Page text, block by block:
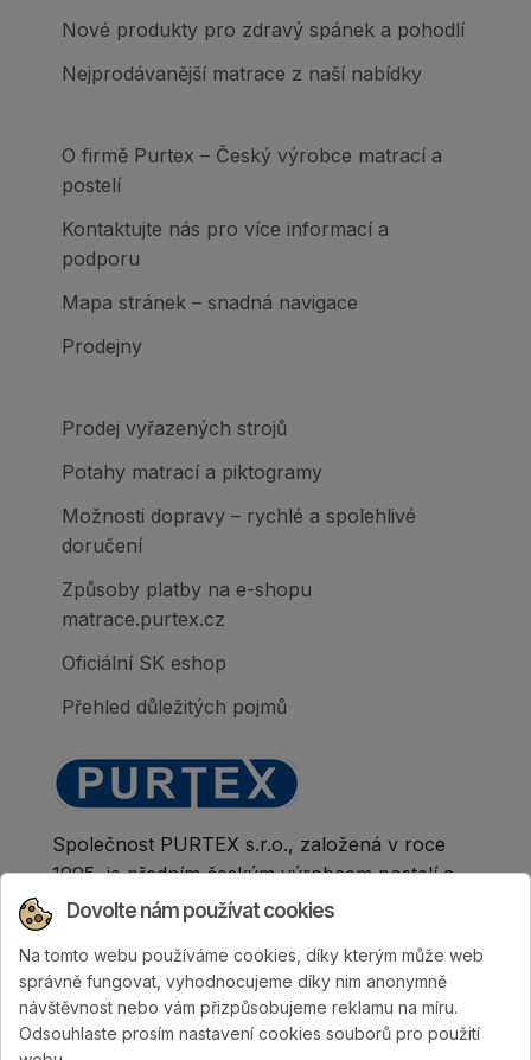
Nové produkty pro zdravý spánek a pohodlí
Nejprodávanější matrace z naší nabídky
O firmě Purtex – Český výrobce matrací a
postelí
Kontaktujte nás pro více informací a
podporu
Mapa stránek – snadná navigace
Prodejny
Prodej vyřazených strojů
Potahy matrací a piktogramy
Možnosti dopravy – rychlé a spolehlivé
doručení
Způsoby platby na e-shopu
matrace.purtex.cz
Oficiální SK eshop
Přehled důležitých pojmů
Společnost PURTEX s.r.o., založená v roce
1995, je předním českým výrobcem postelí a
klinicky hodnocených matrací.
Dovolte nám používat cookies
Na tomto webu používáme cookies, díky kterým může web
správně fungovat, vyhodnocujeme díky nim anonymně
návštěvnost nebo vám přizpůsobujeme reklamu na míru.
Odsouhlaste prosím nastavení cookies souborů pro použití